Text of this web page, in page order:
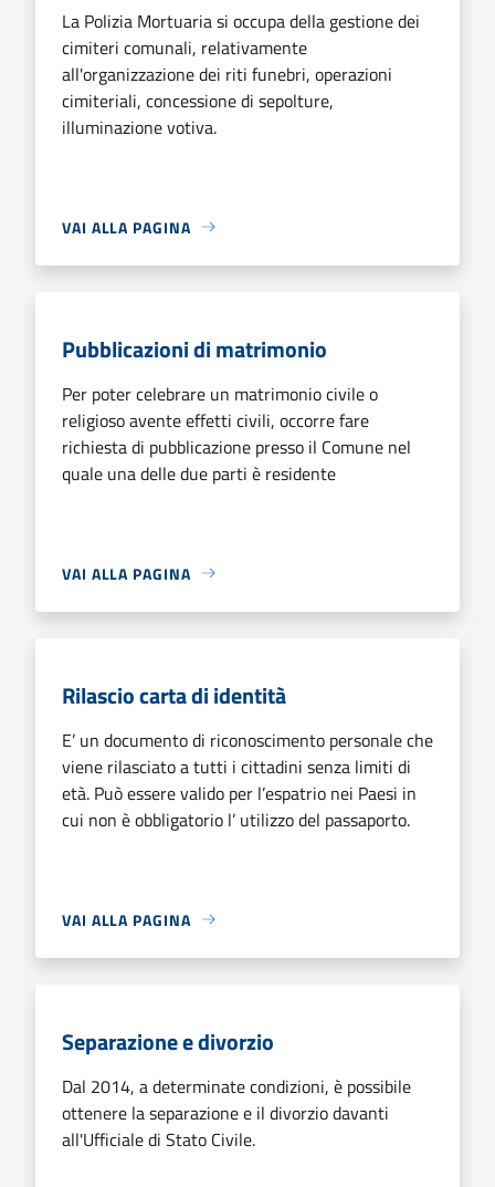
La Polizia Mortuaria si occupa della gestione dei
cimiteri comunali, relativamente
all'organizzazione dei riti funebri, operazioni
cimiteriali, concessione di sepolture,
illuminazione votiva.
VAI ALLA PAGINA
Pubblicazioni di matrimonio
Per poter celebrare un matrimonio civile o
religioso avente effetti civili, occorre fare
richiesta di pubblicazione presso il Comune nel
quale una delle due parti è residente
VAI ALLA PAGINA
Rilascio carta di identità
E’ un documento di riconoscimento personale che
viene rilasciato a tutti i cittadini senza limiti di
età. Può essere valido per l’espatrio nei Paesi in
cui non è obbligatorio l’ utilizzo del passaporto.
VAI ALLA PAGINA
Separazione e divorzio
Dal 2014, a determinate condizioni, è possibile
ottenere la separazione e il divorzio davanti
all'Ufficiale di Stato Civile.